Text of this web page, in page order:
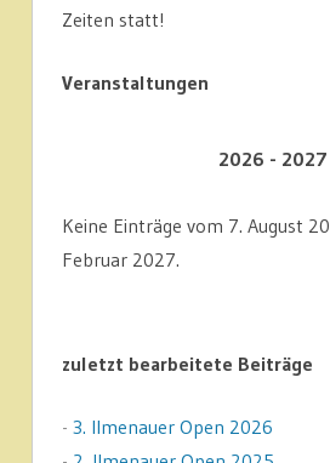
Zeiten statt!
Veranstaltungen
2026 - 2027
Keine Einträge vom 7. August
Februar 2027.
zuletzt bearbeitete Beiträge
- 3. Ilmenauer Open 2026